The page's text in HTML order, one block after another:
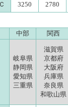
3250 2780
中部 関西
岐阜県
静岡県
愛知県
三重県
滋賀県
京都府
大阪府
兵庫県
奈良県
和歌山県